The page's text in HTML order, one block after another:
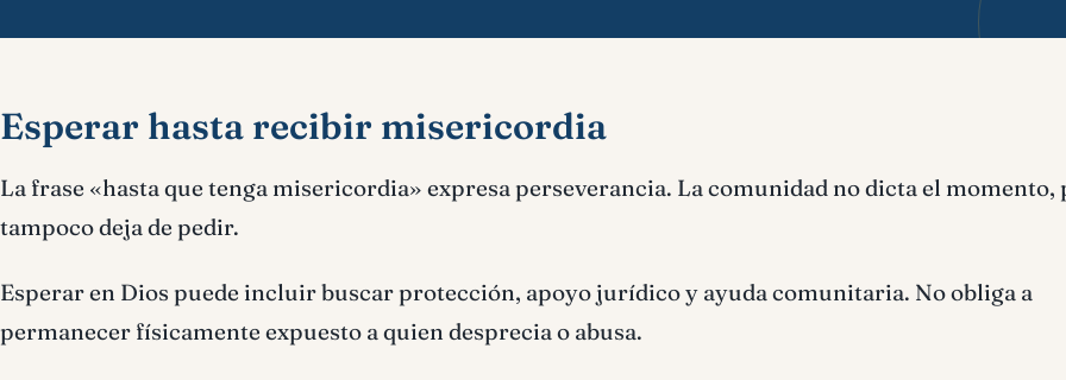
Esperar hasta recibir misericordia
La frase «hasta que tenga misericordia» expresa perseverancia. La comunidad no dicta el momento,
tampoco deja de pedir.
Esperar en Dios puede incluir buscar protección, apoyo jurídico y ayuda comunitaria. No obliga a
permanecer físicamente expuesto a quien desprecia o abusa.